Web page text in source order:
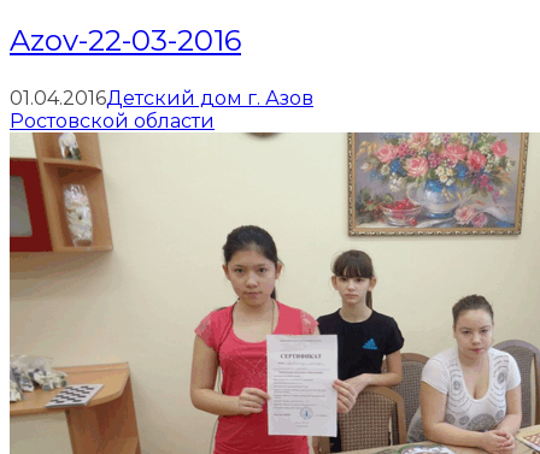
Azov-22-03-2016
01.04.2016Детский дом г. Азов
Ростовской области